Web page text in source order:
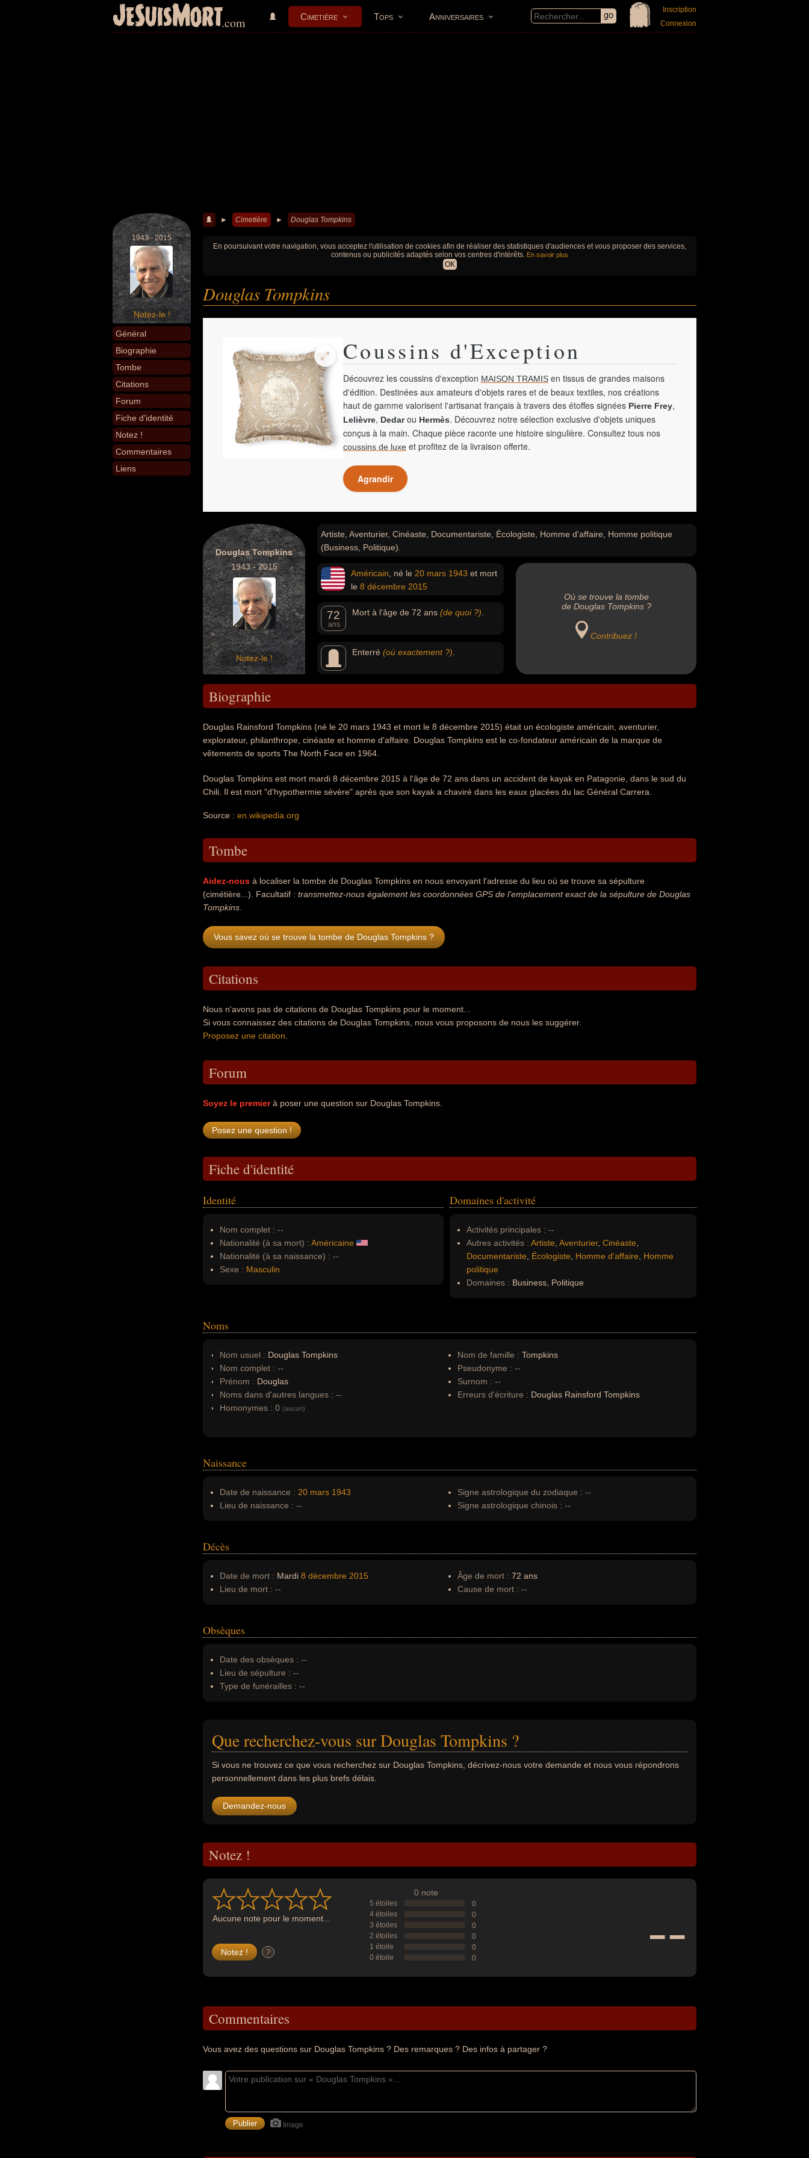
JeSuisMort.com Cimetière Tops Anniversaires
Inscription
Connexion
1943 - 2015
Notez-le !
Général
Biographie
Tombe
Citations
Forum
Fiche d'identité
Notez !
Commentaires
Liens
► Cimetière ► Douglas Tompkins
En poursuivant votre navigation, vous acceptez l'utilisation de cookies afin de réaliser des statistiques d'audiences et vous proposer des services,
contenus ou publicités adaptés selon vos centres d'intérêts. En savoir plus
OK
Douglas Tompkins
Coussins d'Exception
Découvrez les coussins d'exception MAISON TRAMIS en tissus de grandes maisons
d'édition. Destinées aux amateurs d'objets rares et de beaux textiles, nos créations
haut de gamme valorisent l'artisanat français à travers des étoffes signées Pierre Frey,
Lelièvre, Dedarou Hermès. Découvrez notre sélection exclusive d'objets uniques
conçus à la main. Chaque pièce raconte une histoire singulière. Consultez tous nos
coussins de luxe et profitez de la livraison offerte.
Agrandir
Douglas Tompkins
1943 - 2015
Notez-le !
Artiste, Aventurier, Cinéaste, Documentariste, Écologiste, Homme d'affaire, Homme politique
(Business, Politique).
Américain , né le 20 mars 1943 et mort
le 8 décembre 2015
72
ans
Mort à l'âge de 72 ans (de quoi ?)
Enterré (où exactement ?)
Où se trouve la tombe
de Douglas Tompkins ?
Contribuez !
Biographie
Douglas Rainsford Tompkins (né le 20 mars 1943 et mort le 8 décembre 2015) était un écologiste américain, aventurier,
explorateur, philanthrope, cinéaste et homme d'affaire. Douglas Tompkins est le co-fondateur américain de la marque de
vêtements de sports The North Face en 1964.
Douglas Tompkins est mort mardi 8 décembre 2015 à l'âge de 72 ans dans un accident de kayak en Patagonie, dans le sud du
Chili. Il est mort "d'hypothermie sévère" après que son kayak a chaviré dans les eaux glacées du lac Général Carrera.
Source : en.wikipedia.org
Tombe
Aidez-nous à localiser la tombe de Douglas Tompkins en nous envoyant l'adresse du lieu où se trouve sa sépulture
(cimétière...). Facultatif : transmettez-nous également les coordonnées GPS de l'emplacement exact de la sépulture de Douglas
Tompkins
Vous savez où se trouve la tombe de Douglas Tompkins ?
Citations
Nous n'avons pas de citations de Douglas Tompkins pour le moment...
Si vous connaissez des citations de Douglas Tompkins, nous vous proposons de nous les suggérer.
Proposez une citation
Forum
Soyez le premierà poser une question sur Douglas Tompkins.
Fiche d'identité
Identité
Nom complet : --
Nationalité (à sa mort) : Américaine
Nationalité (à sa naissance) : --
Sexe : Masculin
Domaines d'activité
Activités principales : --
Autres activités : Artiste Aventurier, Cinéaste
Documentariste
Écologiste Homme d'affaire
Homme
politique
Domaines : Business, Politique
Noms
Nom usuel : Douglas Tompkins
Nom complet : --
Prénom : Douglas
Noms dans d'autres langues : --
Homonymes : 0 (aucun)
Nom de famille : Tompkins
Pseudonyme : --
Surnom : --
Erreurs d'écriture : Douglas Rainsford Tompkins
Naissance
Date de naissance : 20 mars 1943
Lieu de naissance : --
Signe astrologique du zodiaque : --
Signe astrologique chinois : --
Décès
Date de mort : Mardi 8 décembre 2015
Lieu de mort : --
Âge de mort : 72 ans
Cause de mort : --
Obsèques
Date des obsèques : --
Lieu de sépulture : --
Type de funérailles : --
Que recherchez-vous sur Douglas Tompkins ?
Si vous ne trouvez ce que vous recherchez sur Douglas Tompkins, décrivez-nous votre demande et nous vous répondrons
personnellement dans les plus brefs délais.
Demandez-nous
Notez !
Aucune note pour le moment...
?
0 note
5 étoiles
0
4 étoiles
0
3 étoiles
0
2 étoiles
0
1 étoile
0
0 étoile
0 --
Commentaires
Vous avez des questions sur Douglas Tompkins ? Des remarques ? Des infos à partager ?
Image